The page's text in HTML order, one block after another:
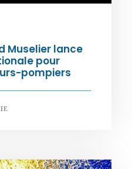
Muselier lance
pour
pompiers